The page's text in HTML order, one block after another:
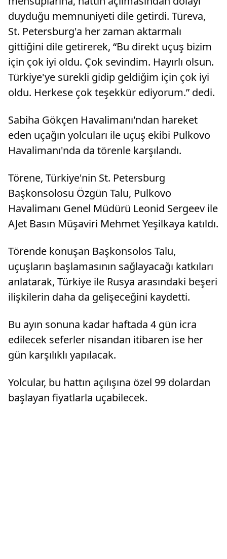
duyduğu memnuniyeti dile getirdi. Türeva,
St. Petersburg'a her zaman aktarmalı
gittiğini dile getirerek, “Bu direkt uçuş bizim
için çok iyi oldu. Çok sevindim. Hayırlı olsun.
Türkiye'ye sürekli gidip geldiğim için çok iyi
oldu. Herkese çok teşekkür ediyorum.” dedi.
Sabiha Gökçen Havalimanı'ndan hareket
eden uçağın yolcuları ile uçuş ekibi Pulkovo
Havalimanı'nda da törenle karşılandı.
Törene, Türkiye'nin St. Petersburg
Başkonsolosu Özgün Talu, Pulkovo
Havalimanı Genel Müdürü Leonid Sergeev ile
AJet Basın Müşaviri Mehmet Yeşilkaya katıldı.
Törende konuşan Başkonsolos Talu,
uçuşların başlamasının sağlayacağı katkıları
anlatarak, Türkiye ile Rusya arasındaki beşeri
ilişkilerin daha da gelişeceğini kaydetti.
Bu ayın sonuna kadar haftada 4 gün icra
edilecek seferler nisandan itibaren ise her
gün karşılıklı yapılacak.
Yolcular, bu hattın açılışına özel 99 dolardan
başlayan fiyatlarla uçabilecek.